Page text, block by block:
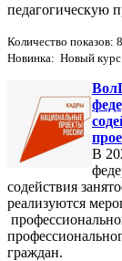
педагогическую
Количество показов:
Новинка: Новый курс
В
содействия
реализуются
граждан.